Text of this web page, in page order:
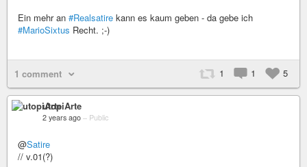
Ein mehr an #Realsatire kann es kaum geben - da gebe ich
#MarioSixtus Recht. ;-)
1 1 5
1 comment
utopiArte
2 years ago – Public
@Satire
// v.01(?)